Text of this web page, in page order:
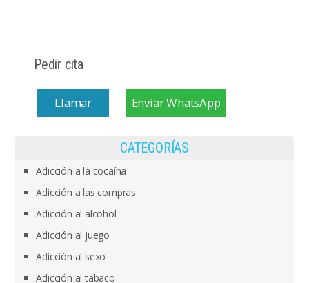
Pedir cita
Llamar Enviar WhatsApp
CATEGORÍAS
Adicción a la cocaína
Adicción a las compras
Adicción al alcohol
Adicción al juego
Adicción al sexo
Adicción al tabaco